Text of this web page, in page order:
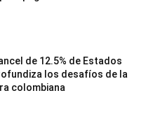
de 12.5% de Estados
los desafíos de la
colombiana